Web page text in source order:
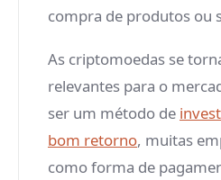
compra de produtos ou
As criptomoedas se
relevantes para o
ser um método de
bom retorno, muitas
como forma de